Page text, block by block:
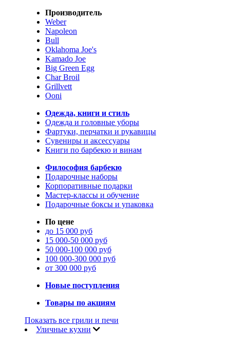
Производитель
Weber
Napoleon
Bull
Oklahoma Joe's
Kamado Joe
Big Green Egg
Char Broil
Grillvett
Ooni
Одежда, книги и стиль
Одежда и головные уборы
Фартуки, перчатки и рукавицы
Сувениры и аксессуары
Книги по барбекю и винам
Философия барбекю
Подарочные наборы
Корпоративные подарки
Мастер-классы и обучение
Подарочные боксы и упаковка
По цене
до 15 000 руб
15 000-50 000 руб
50 000-100 000 руб
100 000-300 000 руб
от 300 000 руб
Новые поступления
Товары по акциям
Показать все грили и печи
Уличные кухни